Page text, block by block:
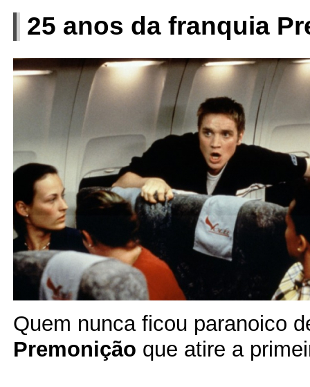
25 anos da franquia
Quem nunca ficou paranoico
Premonição que atire a